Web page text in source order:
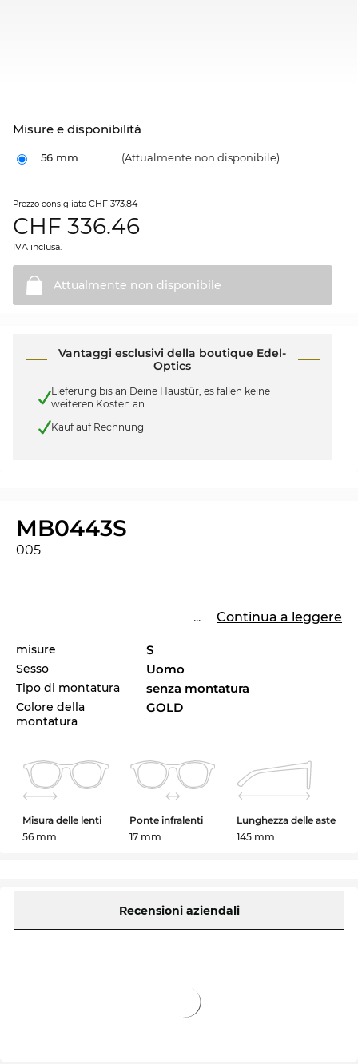
Misure e disponibilità
56 mm (Attualmente non disponibile)
Prezzo consigliato CHF 373.84
CHF 336.46
IVA inclusa.
Attualmente non disponibile
Vantaggi esclusivi della boutique Edel-
Optics
Lieferung bis an Deine Haustür, es fallen keine
weiteren Kosten an
Kauf auf Rechnung
MB0443S
005
... Continua a leggere
misure S
Sesso Uomo
Tipo di montatura senza montatura
Colore della
montatura
GOLD
Misura delle lenti
56 mm
Ponte infralenti
17 mm
Lunghezza delle aste
145 mm
Recensioni aziendali